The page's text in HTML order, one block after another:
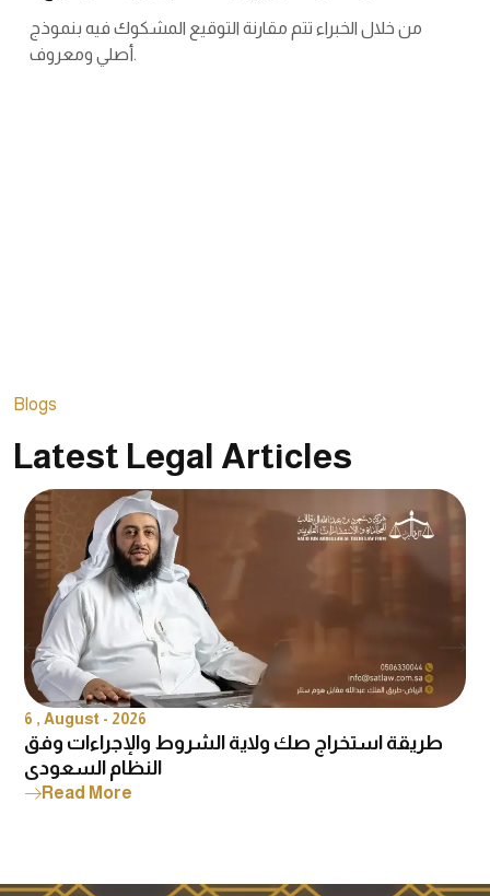
من خلال الخبراء تتم مقارنة التوقيع المشكوك فيه بنموذج
أصلي ومعروف.
Blogs
Latest Legal Articles
6 , August - 2026
طريقة استخراج صك ولاية الشروط والإجراءات وفق
النظام السعودي
Read More